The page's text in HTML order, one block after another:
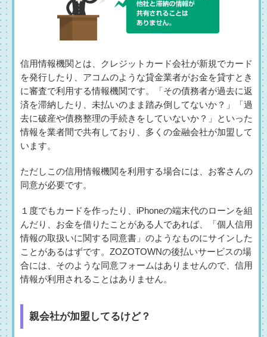
信用情報機関とは、クレジットカード会社が新規でカード
を発行したり、アコムのような貸金業者がお金を貸すとき
に審査で利用する情報機関です。「その債務者が過去に返
済を滞納したり、未払いのまま踏み倒してないか？」「過
去に破産や債務整理の手続きをしていないか？」といった
情報を業者間で共有しており、多くの金融会社が加盟して
います。
ただしこの信用情報機関を利用する場合には、お客さんの
同意が必要です。
１度でもカードを作ったり、iPhoneの端末代のローンを組
んだり、お金を借りたことがある人であれば、「個人信用
情報の取扱いに関する同意書」のようなものにサインした
ことがあるはずです。ZOZOTOWNの後払いサービスの場
合には、そのような同意フォームはありませんので、信用
情報が利用されることはありません。
親会社が加盟してるけど？